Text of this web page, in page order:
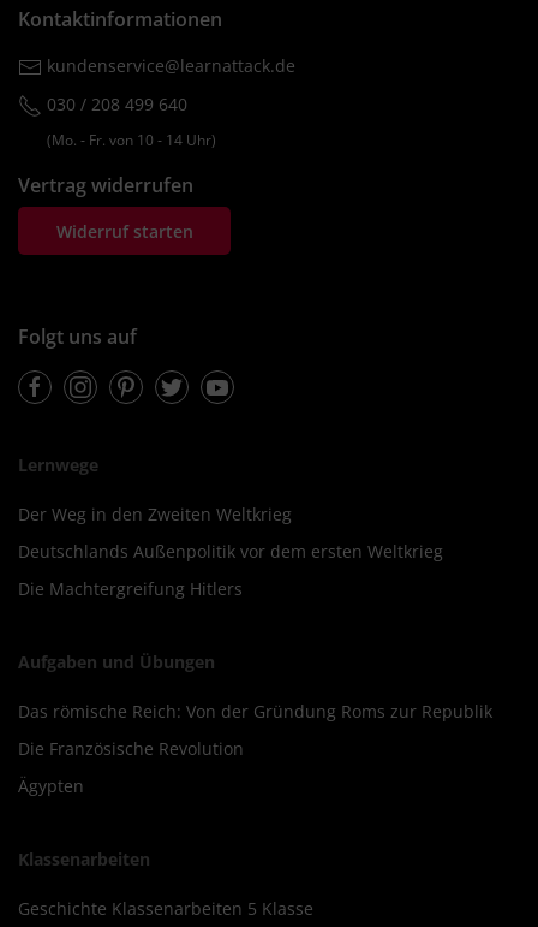
Kontaktinformationen
kundenservice@learnattack.de
030 / 208 499 640
(Mo. ‐ Fr. von 10 ‐ 14 Uhr)
Vertrag widerrufen
Widerruf starten
Folgt uns auf
FacebookInstagramPinterestTwitterYoutube
Lernwege
Der Weg in den Zweiten Weltkrieg
Deutschlands Außenpolitik vor dem ersten Weltkrieg
Die Machtergreifung Hitlers
Aufgaben und Übungen
Das römische Reich: Von der Gründung Roms zur Republik
Die Französische Revolution
Ägypten
Klassenarbeiten
Geschichte Klassenarbeiten 5 Klasse